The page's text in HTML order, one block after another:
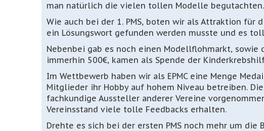
man natürlich die vielen tollen Modelle begutachten.
Wie auch bei der 1. PMS, boten wir als Attraktion für
ein Lösungswort gefunden werden musste und es
Nebenbei gab es noch einen Modellflohmarkt, sowie
immerhin 500€, kamen als Spende der
Im Wettbewerb haben wir als EPMC eine Menge
Mitglieder ihr Hobby auf hohem Niveau betreiben.
fachkundige Aussteller anderer Vereine
Vereinsstand viele tolle Feedbacks erhalten.
Drehte es sich bei der ersten PMS noch mehr um die